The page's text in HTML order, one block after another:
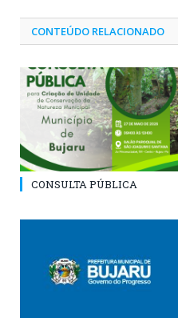
CONTEÚDO RELACIONADO
CONSULTA PÚBLICA